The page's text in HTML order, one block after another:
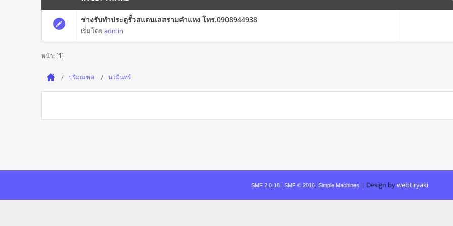
ช่างรับทำประตูรั้วสแตนเลสรามคำแหง โทร.0908944938
เริ่มโดยadmin
หน้า: [1]
ปริมณฑล นวมินทร์
SMF 2.0.18 | SMF © 2016 Simple Machines | Design bywebtiryaki